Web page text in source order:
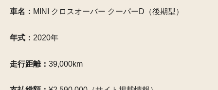
車名： MINI クロスオーバー クーパーD（後期型）
年式： 2020年
走行距離： 39,000km